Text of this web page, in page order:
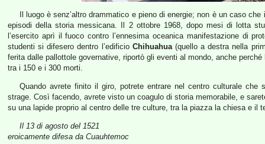
Il luogo è senz’altro drammatico e pieno di energie; non è un caso
episodi della storia messicana. Il 2 ottobre 1968, dopo mesi di lotta
l’esercito aprì il fuoco contro l’ennesima oceanica manifestazione di
studenti si difesero dentro l’edificio Chihuahua(quello a destra nella
ferita dalle pallottole governative, riportò gli eventi al mondo, anche
tra i 150 e i 300 morti.
Quando avrete finito il giro, potrete entrare nel centro culturale
strage. Così facendo, avrete visto un coagulo di storia memorabile, e
su una lapide proprio al centro delle tre culture, tra la piazza la chiesa e il
Il 13 di agosto del 1521
eroicamente difesa da Cuauhtemoc